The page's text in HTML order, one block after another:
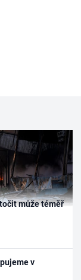
může téměř
v